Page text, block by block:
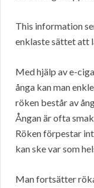
This information
enklaste sättet att
Med hjälp av e-
ånga kan man
röken består av
Ångan är ofta
Röken förpestar
kan ske var som
Man fortsätter